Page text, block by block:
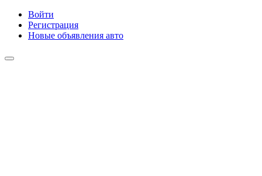
Войти
Регистрация
Новые объявления авто